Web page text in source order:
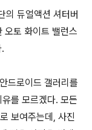
의 듀얼액션 셔터버
오토 화이트 밸런스
드로이드 갤러리를
를 모르겠다. 모든
보여주는데, 사진